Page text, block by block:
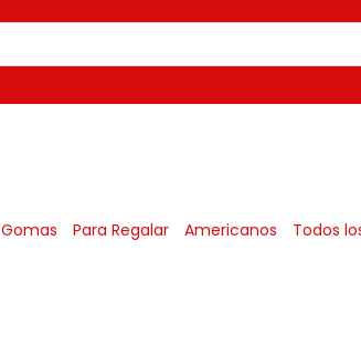
Gomas Para Regalar Americanos Todos